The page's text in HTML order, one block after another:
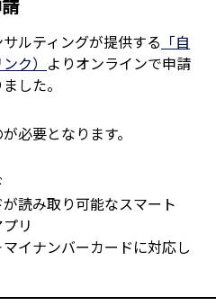
ルティングが提供する 「自
ク） よりオンラインで申請
した。
必要となります。
が読み取り可能なスマート
リ
ナンバーカードに対応し